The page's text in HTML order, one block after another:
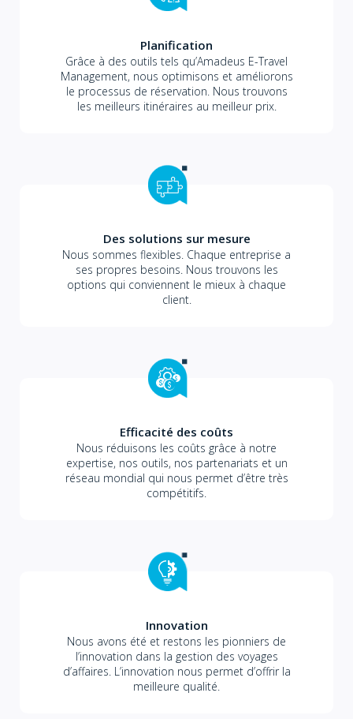
Planification
Grâce à des outils tels qu’Amadeus E-Travel
Management, nous optimisons et améliorons
le processus de réservation. Nous trouvons
les meilleurs itinéraires au meilleur prix.
Des solutions sur mesure
Nous sommes flexibles. Chaque entreprise a
ses propres besoins. Nous trouvons les
options qui conviennent le mieux à chaque
client.
Efficacité des coûts
Nous réduisons les coûts grâce à notre
expertise, nos outils, nos partenariats et un
réseau mondial qui nous permet d’être très
compétitifs.
Innovation
Nous avons été et restons les pionniers de
l’innovation dans la gestion des voyages
d’affaires. L’innovation nous permet d’offrir la
meilleure qualité.